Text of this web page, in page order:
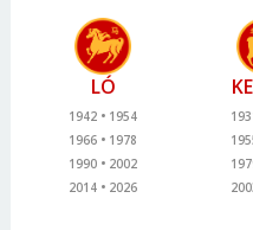
LÓ
1942
1954
1966
1978
1990
2002
2014
2026